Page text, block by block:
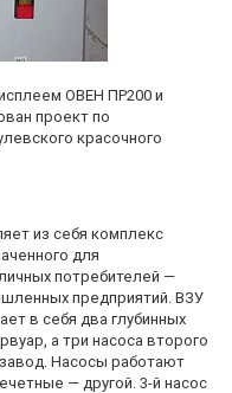
ОВЕН ПР200 и
проект по
красочного
из себя комплекс
для
потребителей —
предприятий. ВЗУ
в себя два глубинных
а три насоса второго
Насосы работают
— другой. 3-й насос